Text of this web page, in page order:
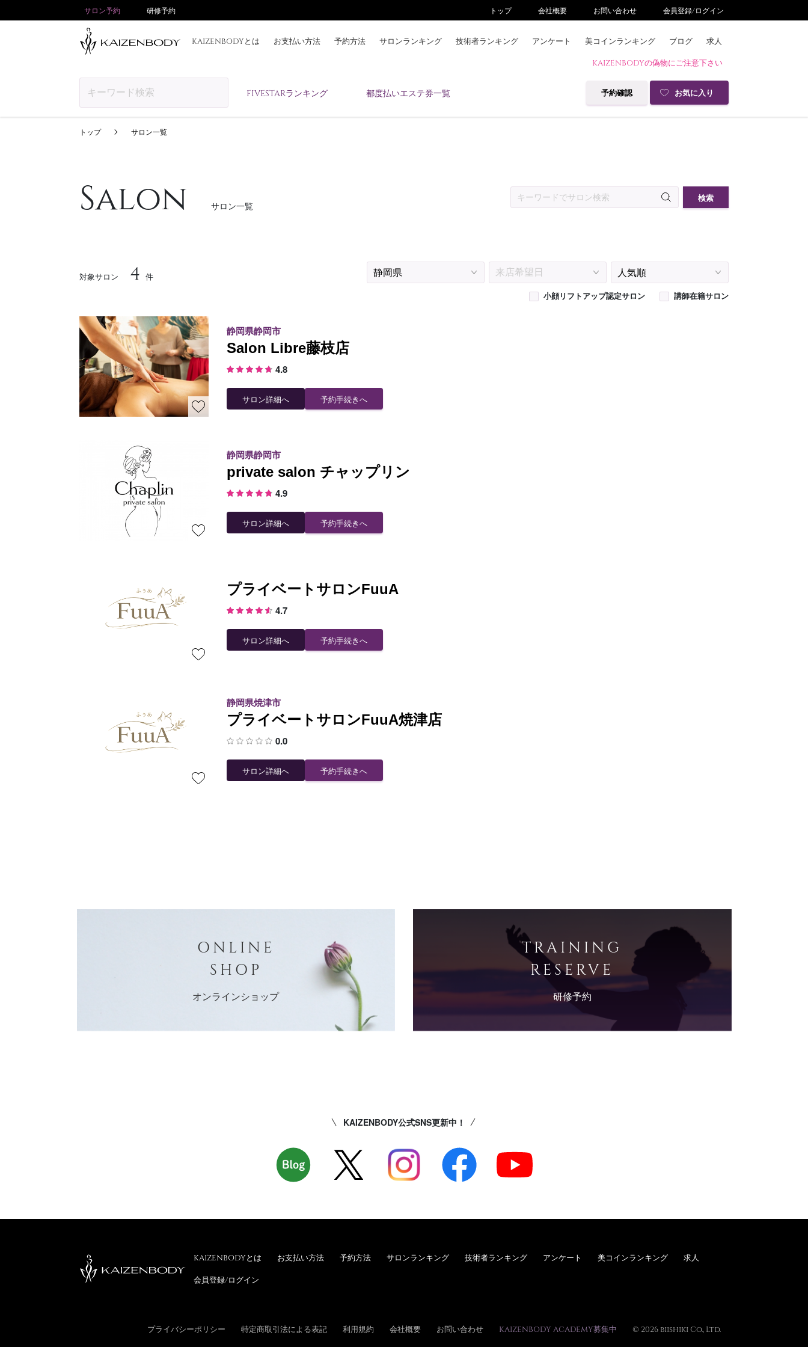
サロン予約 研修予約 トップ 会社概要 お問い合わせ 会員登録/ログイン
KAIZENBODYとは お支払い方法 予約方法 サロンランキング 技術者ランキング アンケート 美コインランキング ブログ 求人
KAIZENBODYの偽物にご注意下さい
FIVESTARランキング 都度払いエステ券一覧 予約確認 お気に入り
お支払い方法
予約方法
トップ サロン一覧
Salon サロン一覧
検索
対象サロン 4 件
小顔リフトアップ認定サロン 講師在籍サロン
静岡県静岡市
Salon Libre藤枝店
4.8
サロン詳細へ 予約手続きへ
静岡県静岡市
private salon チャップリン
4.9
サロン詳細へ 予約手続きへ
プライベートサロンFuuA
4.7
サロン詳細へ 予約手続きへ
静岡県焼津市
プライベートサロンFuuA焼津店
0.0
サロン詳細へ 予約手続きへ
ONLINE
SHOP
オンラインショップ
TRAINING
RESERVE
研修予約
KAIZENBODY公式SNS更新中！
KAIZENBODYとは お支払い方法 予約方法 サロンランキング 技術者ランキング アンケート 美コインランキング 求人
会員登録/ログイン
プライバシーポリシー 特定商取引法による表記 利用規約 会社概要 お問い合わせ KAIZENBODY ACADEMY募集中 © 2026 biishiki Co., Ltd.